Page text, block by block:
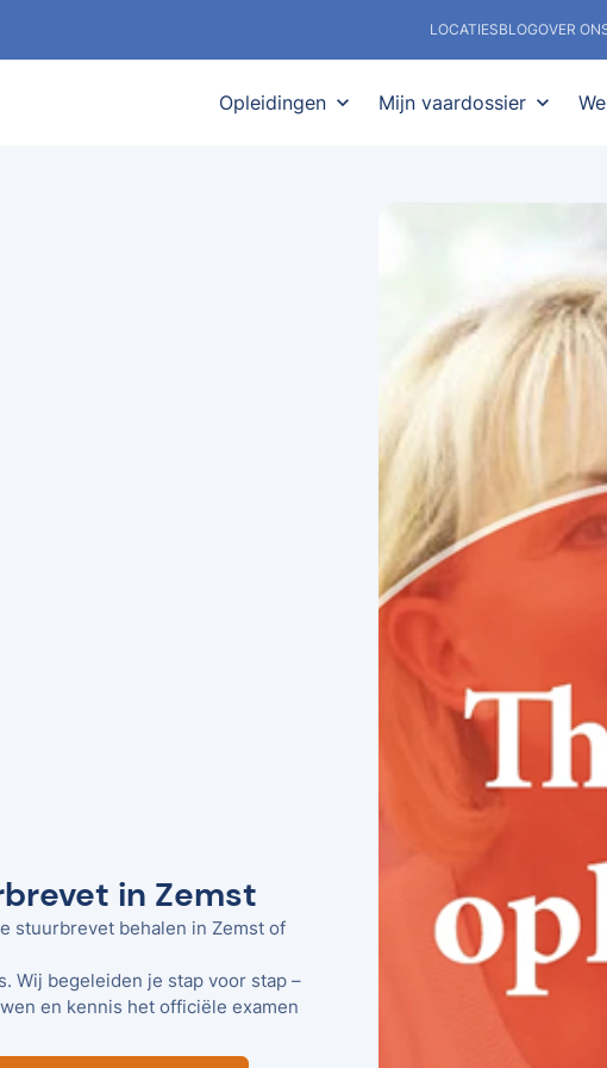
LOCATIESBLOGOVER
Opleidingen expand_more Mijn vaardossier expand_more
in Zemst
stuurbrevet behalen in Zemst of
Wij begeleiden je stap voor stap –
en kennis het officiële examen